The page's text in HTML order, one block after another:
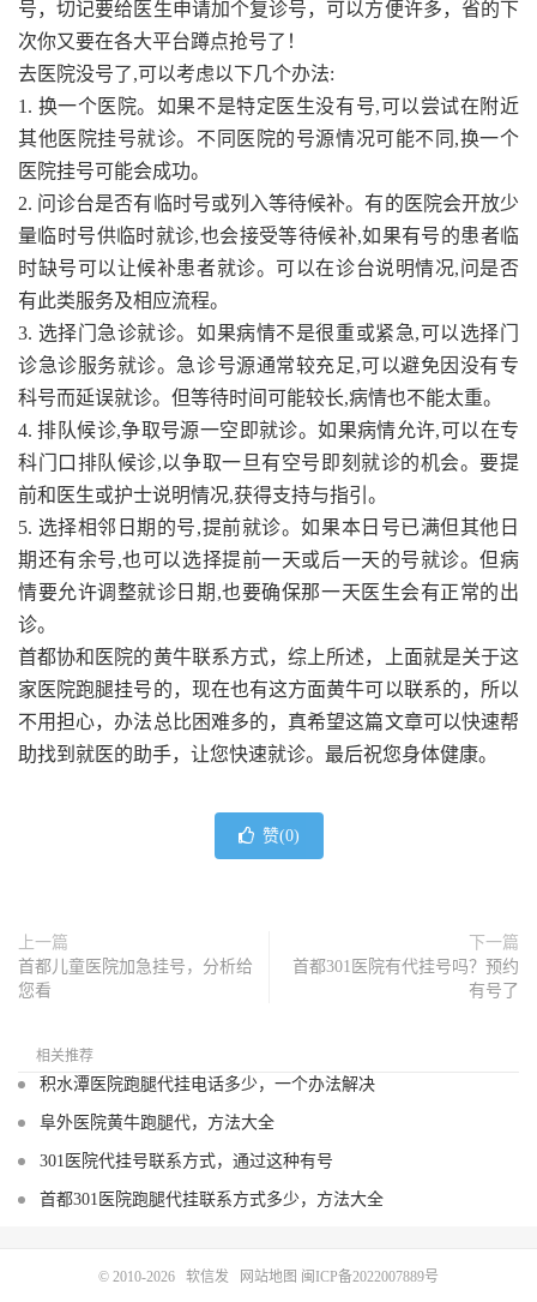
号，切记要给医生申请加个复诊号，可以方便许多，省的下
次你又要在各大平台蹲点抢号了！
去医院没号了,可以考虑以下几个办法:
1. 换一个医院。如果不是特定医生没有号,可以尝试在附近
其他医院挂号就诊。不同医院的号源情况可能不同,换一个
医院挂号可能会成功。
2. 问诊台是否有临时号或列入等待候补。有的医院会开放少
量临时号供临时就诊,也会接受等待候补,如果有号的患者临
时缺号可以让候补患者就诊。可以在诊台说明情况,问是否
有此类服务及相应流程。
3. 选择门急诊就诊。如果病情不是很重或紧急,可以选择门
诊急诊服务就诊。急诊号源通常较充足,可以避免因没有专
科号而延误就诊。但等待时间可能较长,病情也不能太重。
4. 排队候诊,争取号源一空即就诊。如果病情允许,可以在专
科门口排队候诊,以争取一旦有空号即刻就诊的机会。要提
前和医生或护士说明情况,获得支持与指引。
5. 选择相邻日期的号,提前就诊。如果本日号已满但其他日
期还有余号,也可以选择提前一天或后一天的号就诊。但病
情要允许调整就诊日期,也要确保那一天医生会有正常的出
诊。
首都协和医院的黄牛联系方式，综上所述，上面就是关于这
家医院跑腿挂号的，现在也有这方面黄牛可以联系的，所以
不用担心，办法总比困难多的，真希望这篇文章可以快速帮
助找到就医的助手，让您快速就诊。最后祝您身体健康。
赞(0)
上一篇
首都儿童医院加急挂号，分析给
您看
下一篇
首都301医院有代挂号吗？预约
有号了
相关推荐
积水潭医院跑腿代挂电话多少，一个办法解决
阜外医院黄牛跑腿代，方法大全
301医院代挂号联系方式，通过这种有号
首都301医院跑腿代挂联系方式多少，方法大全
© 2010-2026 软信发 网站地图 闽ICP备2022007889号